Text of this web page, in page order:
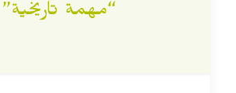
“مهمة تاريخية”